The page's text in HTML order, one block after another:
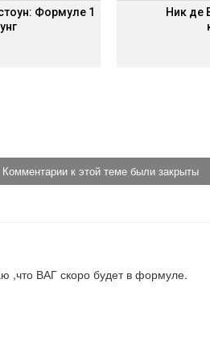
Формуле 1
Ник де
Комментарии к этой теме были закрыты
,что ВАГ скоро будет в формуле.